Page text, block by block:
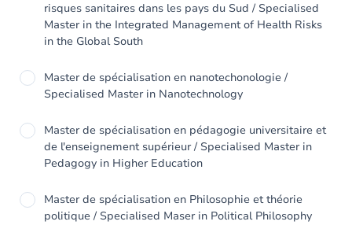
risques sanitaires dans les pays du Sud / Specialised
Master in the Integrated Management of Health Risks
in the Global South
Master de spécialisation en nanotechonologie /
Specialised Master in Nanotechnology
Master de spécialisation en pédagogie universitaire et
de l'enseignement supérieur / Specialised Master in
Pedagogy in Higher Education
Master de spécialisation en Philosophie et théorie
politique / Specialised Maser in Political Philosophy